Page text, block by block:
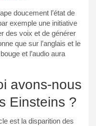
doucement l’état de
exemple une initiative
des voix et de générer
que sur l’anglais et le
et l’audio aura
avons-nous
Einsteins ?
est la disparition des